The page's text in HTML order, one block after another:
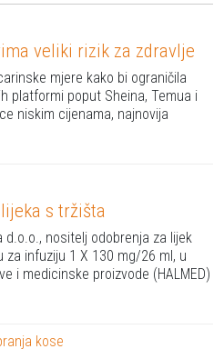
veliki rizik za zdravlje
mjere kako bi ograničila
platformi poput Sheina, Temua i
niskim cijenama, najnovija
s tržišta
nositelj odobrenja za lijek
infuziju 1 X 130 mg/26 ml, u
i medicinske proizvode (HALMED)